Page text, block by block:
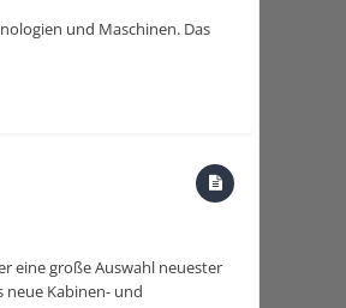
und Maschinen. Das
eine große Auswahl neuester
Kabinen- und